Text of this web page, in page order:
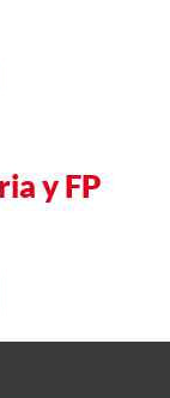
y FP